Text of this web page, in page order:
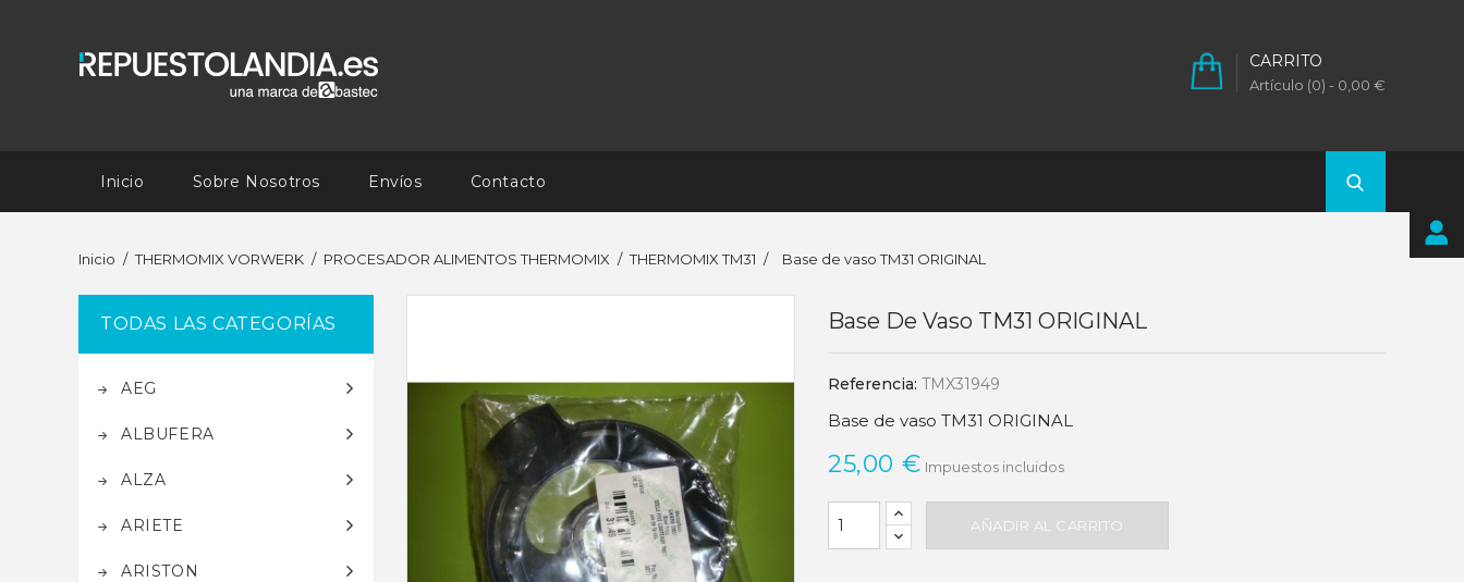
CARRITO
Artículo (0) - 0,00 €
Inicio Sobre Nosotros Envíos Contacto
Inicio THERMOMIX VORWERK PROCESADOR ALIMENTOS THERMOMIX THERMOMIX TM31 Base de vaso TM31 ORIGINAL
TODAS LAS CATEGORÍAS
AEG
ALBUFERA
ALZA
ARIETE
ARISTON
Base De Vaso TM31 ORIGINAL
Referencia: TMX31949
Base de vaso TM31 ORIGINAL
25,00 € Impuestos incluidos
AÑADIR AL CARRITO